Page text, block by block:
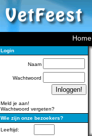
Home
Login
Naam
Wachtwoord
Meld je aan!
Wachtwoord vergeten?
Wie zijn onze bezoekers?
Leeftijd: